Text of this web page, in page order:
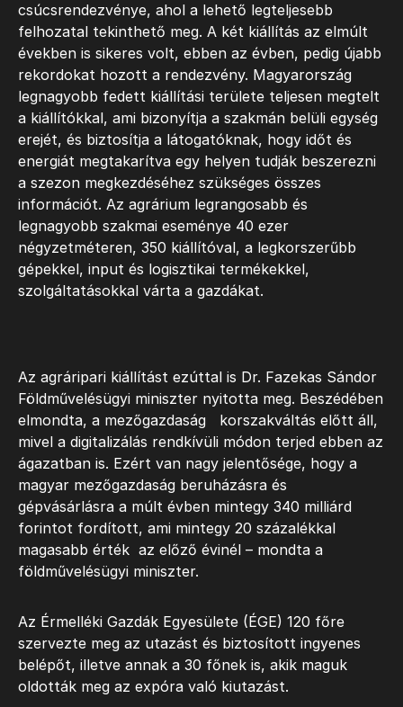
csúcsrendezvénye, ahol a lehető legteljesebb
felhozatal tekinthető meg. A két kiállítás az elmúlt
években is sikeres volt, ebben az évben, pedig újabb
rekordokat hozott a rendezvény. Magyarország
legnagyobb fedett kiállítási területe teljesen megtelt
a kiállítókkal, ami bizonyítja a szakmán belüli egység
erejét, és biztosítja a látogatóknak, hogy időt és
energiát megtakarítva egy helyen tudják beszerezni
a szezon megkezdéséhez szükséges összes
információt. Az agrárium legrangosabb és
legnagyobb szakmai eseménye 40 ezer
négyzetméteren, 350 kiállítóval, a legkorszerűbb
gépekkel, input és logisztikai termékekkel,
szolgáltatásokkal várta a gazdákat.
Az agráripari kiállítást ezúttal is Dr. Fazekas Sándor
Földművelésügyi miniszter nyitotta meg. Beszédében
elmondta, a mezőgazdaság korszakváltás előtt áll,
mivel a digitalizálás rendkívüli módon terjed ebben az
ágazatban is. Ezért van nagy jelentősége, hogy a
magyar mezőgazdaság beruházásra és
gépvásárlásra a múlt évben mintegy 340 milliárd
forintot fordított, ami mintegy 20 százalékkal
magasabb érték az előző évinél – mondta a
földművelésügyi miniszter.
Az Érmelléki Gazdák Egyesülete (ÉGE) 120 főre
szervezte meg az utazást és biztosított ingyenes
belépőt, illetve annak a 30 főnek is, akik maguk
oldották meg az expóra való kiutazást.